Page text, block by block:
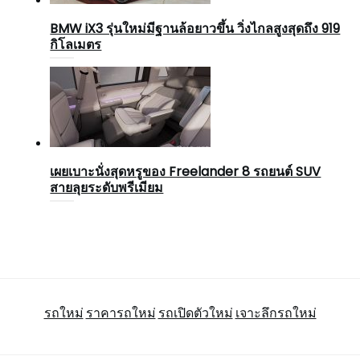
BMW iX3 รุ่นใหม่มีฐานล้อยาวขึ้น วิ่งไกลสูงสุดถึง 919
กิโลเมตร
เผยเบาะนั่งสุดหรูของ Freelander 8 รถยนต์ SUV
สายลุยระดับพรีเมียม
รถใหม่ ราคารถใหม่ รถเปิดตัวใหม่ เจาะลึกรถใหม่